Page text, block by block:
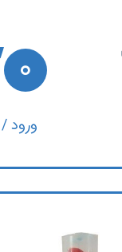
ورود/
۰